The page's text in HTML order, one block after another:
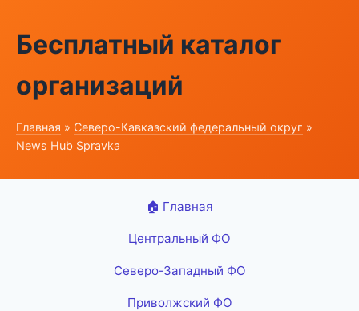
Бесплатный каталог
организаций
Главная » Северо-Кавказский федеральный округ »
News Hub Spravka
🏠 Главная
Центральный ФО
Северо-Западный ФО
Приволжский ФО